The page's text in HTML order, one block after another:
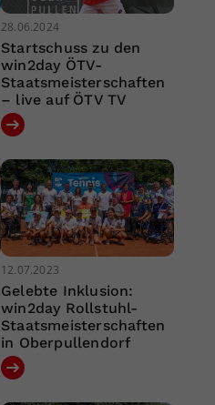
28.06.2024
Startschuss zu den
win2day ÖTV-
Staatsmeisterschaften
– live auf ÖTV TV
12.07.2023
Gelebte Inklusion:
win2day Rollstuhl-
Staatsmeisterschaften
in Oberpullendorf